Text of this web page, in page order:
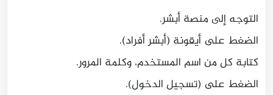
التوجه إلى منصة أبشر.
الضغط على أيقونة (أبشر أفراد).
كتابة كل من اسم المستخدم، وكلمة المرور.
الضغط على (تسجيل الدخول).